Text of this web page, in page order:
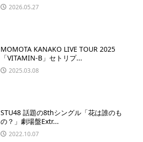
2026.05.27
MOMOTA KANAKO LIVE TOUR 2025
「VITAMIN-B」セトリプ...
2025.03.08
STU48 話題の8thシングル「花は誰のも
の？」劇場盤Extr...
2022.10.07